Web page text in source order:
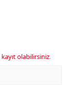
kayıt olabilirsiniz.